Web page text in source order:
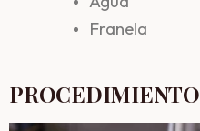
Franela
PROCEDIMIENTO